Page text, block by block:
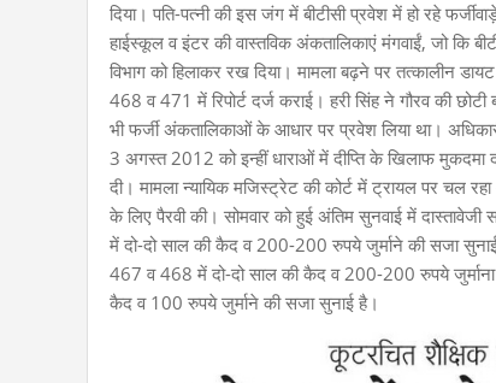
दिया। पति-पत्नी की इस जंग में बीटीसी प्रवेश में हो रहे
हाईस्कूल व इंटर की वास्तविक अंकतालिकाएं मंगवाईं, जो कि
विभाग को हिलाकर रख दिया। मामला बढ़ने पर तत्कालीन
468 व 471 में रिपोर्ट दर्ज कराई। हरी सिंह ने गौरव की
भी फर्जी अंकतालिकाओं के आधार पर प्रवेश लिया था।
3 अगस्त 2012 को इन्हीं धाराओं में दीप्ति के खिलाफ मुकदमा
दी। मामला न्यायिक मजिस्ट्रेट की कोर्ट में ट्रायल पर चल
के लिए पैरवी की। सोमवार को हुई अंतिम सुनवाई में दास्तावेजी
में दो-दो साल की कैद व 200-200 रुपये जुर्माने की सजा
467 व 468 में दो-दो साल की कैद व 200-200 रुपये
कैद व 100 रुपये जुर्माने की सजा सुनाई है।